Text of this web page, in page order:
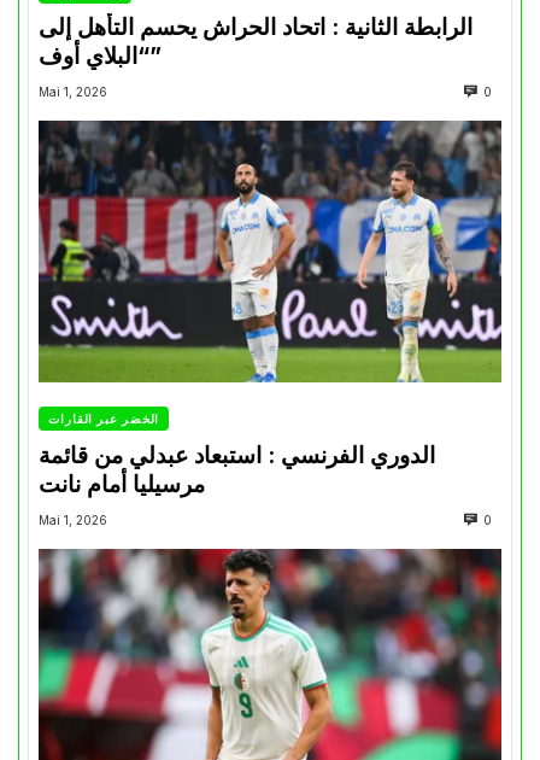
الرابطة الثانية : اتحاد الحراش يحسم التأهل إلى
“البلاي أوف”
Mai 1, 2026 0
الخضر عبر القارات
الدوري الفرنسي : استبعاد عبدلي من قائمة
مرسيليا أمام نانت
Mai 1, 2026 0